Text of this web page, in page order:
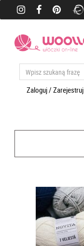
Zaloguj / Zarejestruj